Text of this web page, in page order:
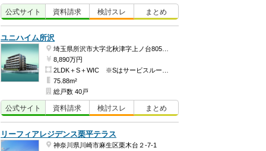
公式サイト 資料請求 検討スレ まとめ
ユニハイム所沢
8,890万円
75.88m²
総戸数 40戸
公式サイト 資料請求 検討スレ まとめ
リーフィアレジデンス栗平テラス
神奈川県川崎市麻生区栗木台２-7-1